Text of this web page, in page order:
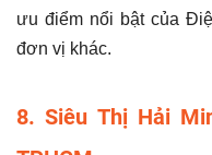
ưu điểm nổi bật của
đơn vị khác.
8. Siêu Thị Hải